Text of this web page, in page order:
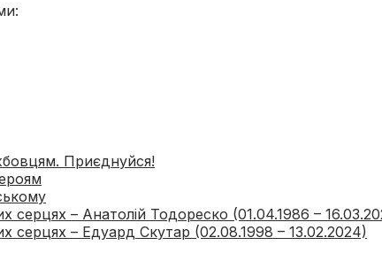
Приєднуйся!
– Анатолій Тодореско (01.04.1986 –
серцях – Едуард Скутар (02.08.1998 – 13.02.2024)